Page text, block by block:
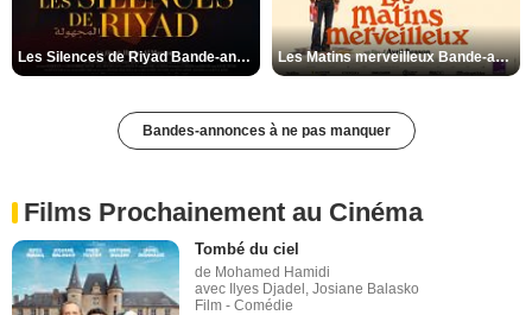
Les Silences de Riyad Bande-annonce VO STFR Les Matins merveilleux Bande-annonce VF
Bandes-annonces à ne pas manquer
Films Prochainement au Cinéma
Tombé du ciel
de Mohamed Hamidi
avec Ilyes Djadel, Josiane Balasko
Film - Comédie